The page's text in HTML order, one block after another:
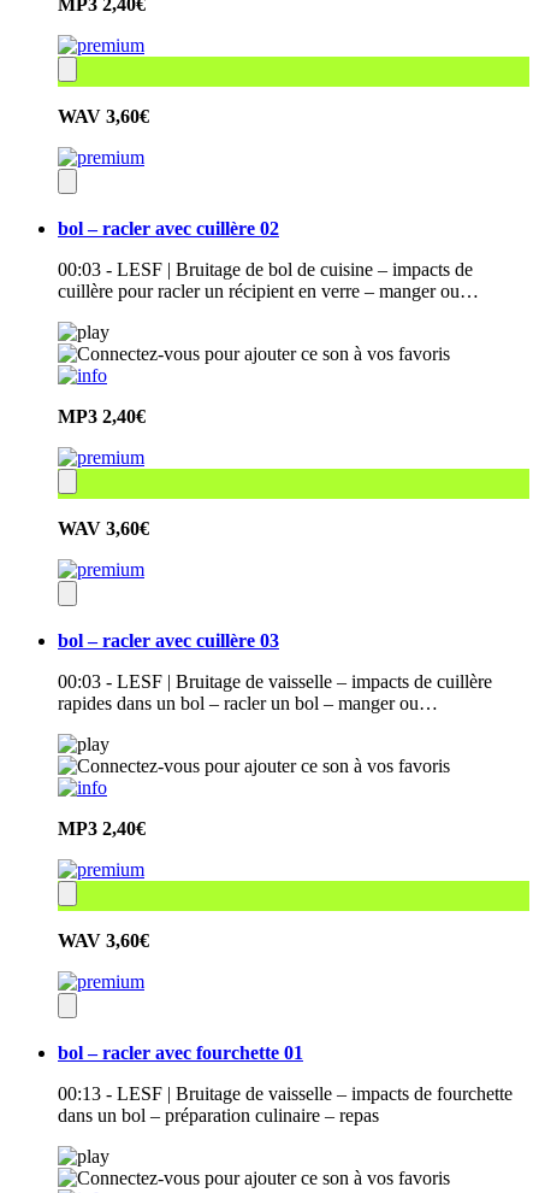
MP3 2,40€
WAV 3,60€
bol – racler avec cuillère 02
00:03 - LESF | Bruitage de bol de cuisine – impacts de
cuillère pour racler un récipient en verre – manger ou…
MP3 2,40€
WAV 3,60€
bol – racler avec cuillère 03
00:03 - LESF | Bruitage de vaisselle – impacts de cuillère
rapides dans un bol – racler un bol – manger ou…
MP3 2,40€
WAV 3,60€
bol – racler avec fourchette 01
00:13 - LESF | Bruitage de vaisselle – impacts de fourchette
dans un bol – préparation culinaire – repas